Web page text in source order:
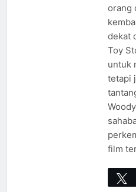
orang
dekat
Toy
untuk
tetapi
film